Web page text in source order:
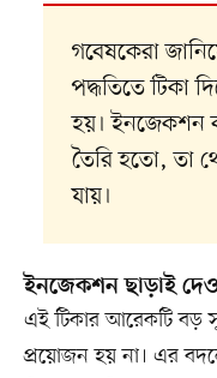
গবেষকেরা
পদ্ধতিতে টিকা
হয়। ইনজেকশন
তৈরি হতো, তা
যায়।
ইনজেকশন ছাড়াই
এই টিকার আরেকটি বড়
প্রয়োজন হয় না। এর